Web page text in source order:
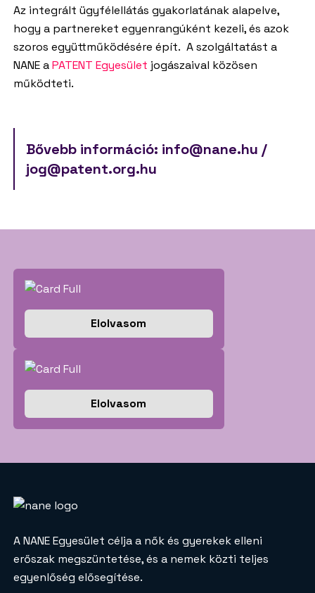
Az integrált ügyfélellátás gyakorlatának alapelve,
hogy a partnereket egyenrangúként kezeli, és azok
szoros együttműködésére épít. A szolgáltatást a
NANE aPATENT Egyesület jogászaival közösen
működteti.
Bővebb információ: info@nane.hu /
jog@patent.org.hu
Elolvasom
Elolvasom
A NANE Egyesület célja a nők és gyerekek elleni
erőszak megszüntetése, és a nemek közti teljes
egyenlőség elősegítése.